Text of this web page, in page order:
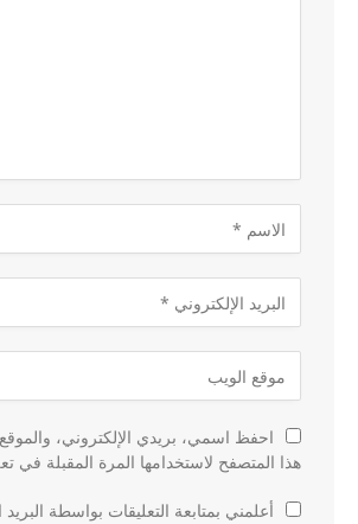
احفظ اسمي، بريدي الإلكتروني،
هذا المتصفح لاستخدامها المرة المقبلة في
أعلمني بمتابعة التعليقات بواسطة البريد